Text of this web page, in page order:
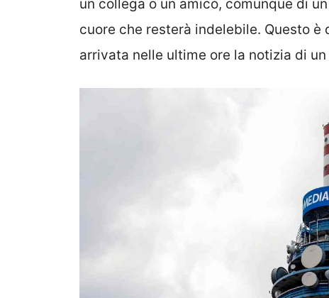
un collega o un amico, comunque di
cuore che resterà indelebile. Questo
arrivata nelle ultime ore la notizia di